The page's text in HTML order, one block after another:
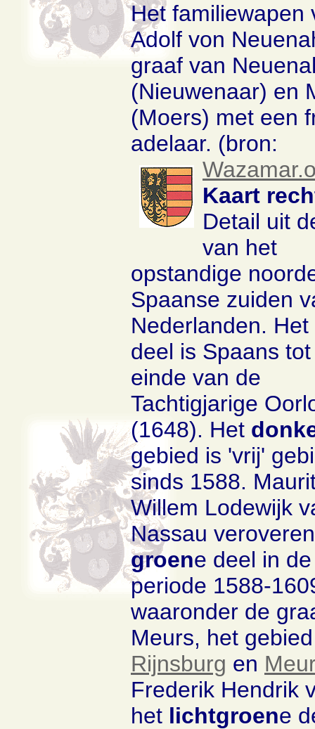
Het familiewapen
Adolf von
graaf van
(Nieuwenaar) en
(Moers) met een
adelaar. (bron:
Kaart
Detail uit
van het
opstandige
Spaanse zuiden
Nederlanden. Het
deel is Spaans
einde van de
Tachtigjarige
(1648). Het
gebied is 'vrij'
sinds 1588.
Willem Lodewijk
Nassau
groene deel in de
periode 1588-
waaronder de
Meurs, het
Rijnsburg en
Frederik Hendrik
het lichtgroene